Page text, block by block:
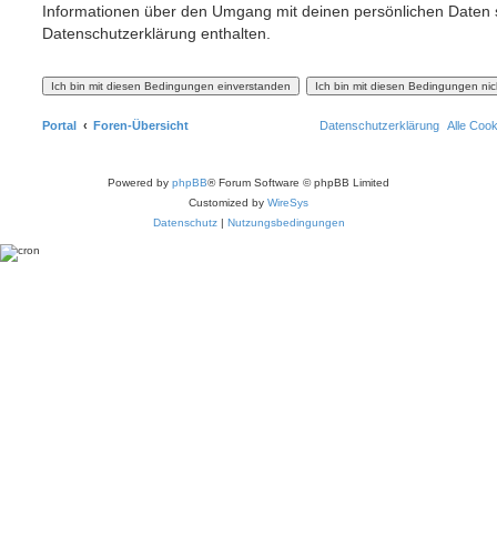
Informationen über den Umgang mit deinen persönlichen Daten
Datenschutzerklärung enthalten.
Portal Foren-Übersicht Alle
Datenschutzerklärung
Powered by phpBB® Forum Software © phpBB Limited
Customized by WireSys
Datenschutz| Nutzungsbedingungen